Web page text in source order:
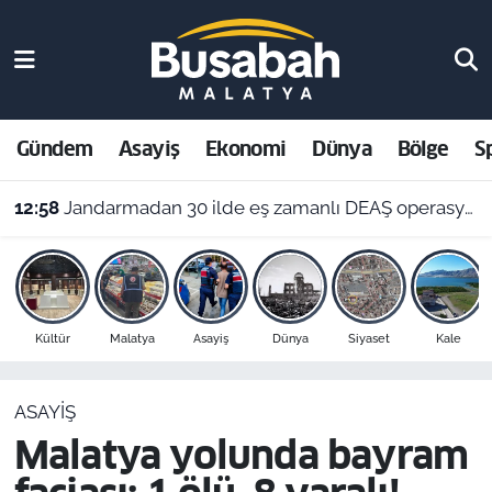
Gündem Asayiş Ekonomi Dünya Bölge
12:58 Jandarmadan 30 ilde eş zamanlı DEAŞ operasyonu: 104 şüpheli yakalandı!
Kültür Malatya Asayiş Dünya Siyaset Kale
ASAYIŞ
Malatya yolunda bayram
Asayiş
Ekonomi
Dünya
Bölge
Resmi İlanlar
Malatya Nöbetçi Eczaneler
Malatya Hava Durumu
Malatya Namaz Vakitleri
Malatya Trafik Yoğunluk Haritası
Süper Lig Puan Durumu ve Fikstür
Son Dakika Haberleri
Haber Arşivi